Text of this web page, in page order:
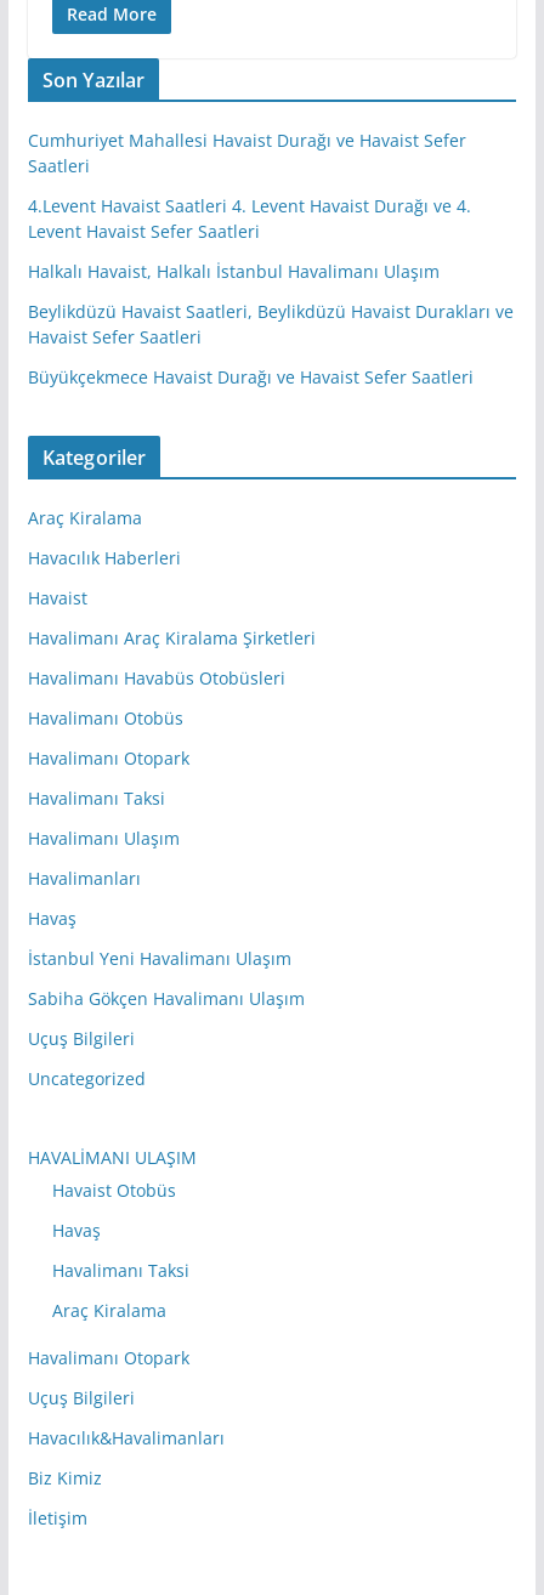
Read More
Son Yazılar
Cumhuriyet Mahallesi Havaist Durağı ve Havaist Sefer
Saatleri
4.Levent Havaist Saatleri 4. Levent Havaist Durağı ve 4.
Levent Havaist Sefer Saatleri
Halkalı Havaist, Halkalı İstanbul Havalimanı Ulaşım
Beylikdüzü Havaist Saatleri, Beylikdüzü Havaist Durakları ve
Havaist Sefer Saatleri
Büyükçekmece Havaist Durağı ve Havaist Sefer Saatleri
Kategoriler
Araç Kiralama
Havacılık Haberleri
Havaist
Havalimanı Araç Kiralama Şirketleri
Havalimanı Havabüs Otobüsleri
Havalimanı Otobüs
Havalimanı Otopark
Havalimanı Taksi
Havalimanı Ulaşım
Havalimanları
Havaş
İstanbul Yeni Havalimanı Ulaşım
Sabiha Gökçen Havalimanı Ulaşım
Uçuş Bilgileri
Uncategorized
HAVALİMANI ULAŞIM
Havaist Otobüs
Havaş
Havalimanı Taksi
Araç Kiralama
Havalimanı Otopark
Uçuş Bilgileri
Havacılık&Havalimanları
Biz Kimiz
İletişim